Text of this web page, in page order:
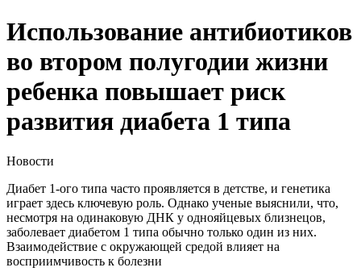
Использование антибиотиков
во втором полугодии жизни
ребенка повышает риск
развития диабета 1 типа
Новости
Диабет 1-ого типа часто проявляется в детстве, и генетика
играет здесь ключевую роль. Однако ученые выяснили, что,
несмотря на одинаковую ДНК у однояйцевых близнецов,
заболевает диабетом 1 типа обычно только один из них.
Взаимодействие с окружающей средой влияет на
восприимчивость к болезни